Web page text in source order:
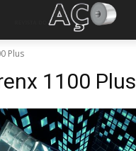
Plus
1100 Plus